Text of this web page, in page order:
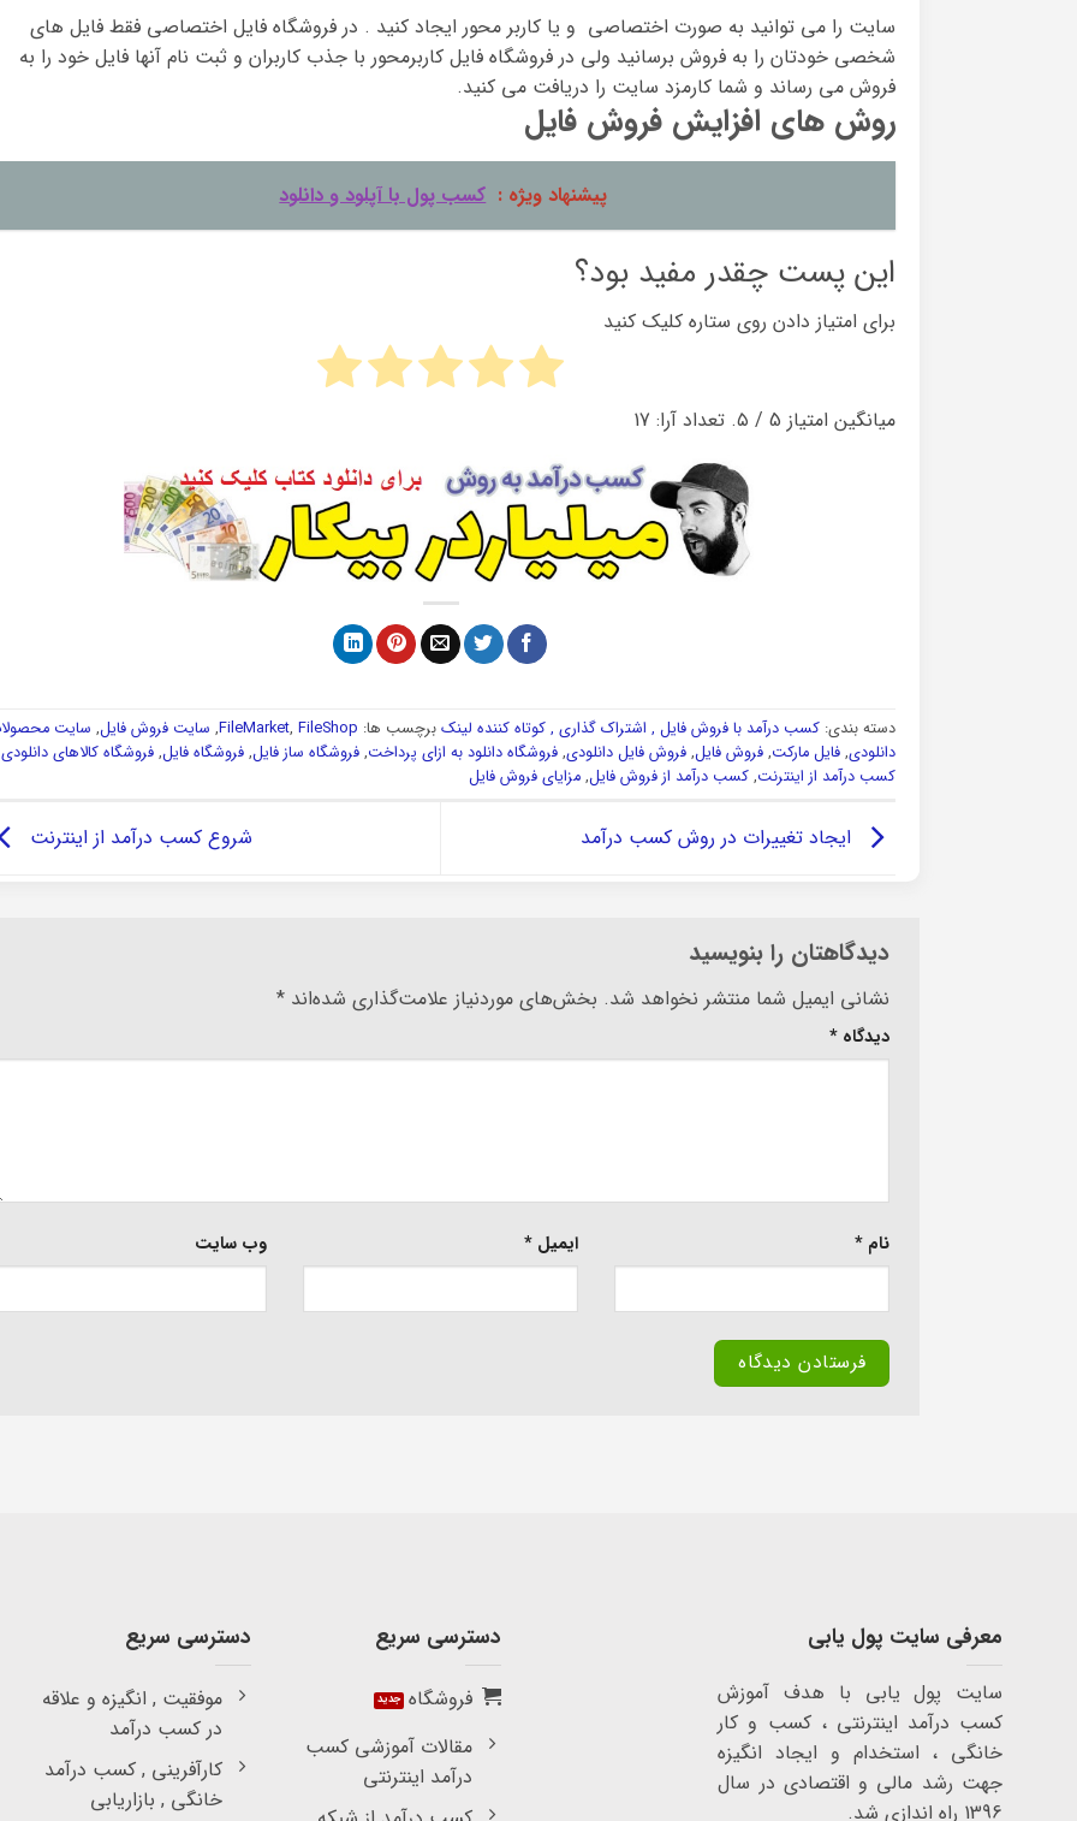
سایت را می توانید به صورت اختصاصی و یا کاربر محور ایجاد کنید . در فروشگاه فایل اختصاصی فقط فایل های
شخصی خودتان را به فروش برسانید ولی در فروشگاه فایل کاربرمحور با جذب کاربران و ثبت نام آنها فایل خود را به
فروش می رساند و شما کارمزد سایت را دریافت می کنید.
روش های افزایش فروش فایل
پیشنهاد ویژه : کسب پول با آپلود و دانلود
این پست چقدر مفید بود؟
برای امتیاز دادن روی ستاره کلیک کنید
میانگین امتیاز 5/ ۵. تعداد آرا: 17
دسته بندی: کسب درآمد با فروش فایل , اشتراک گذاری , کوتاه کننده لینکبرچسب ها: FileMarket,FileShop
, سایت فروش فایل, سایت
دانلودی, فایل مارکت, فروش فایل, فروش فایل دانلودی, فروشگاه دانلود به ازای پرداخت, فروشگاه ساز فایل, فروشگاه فایل, فروشگاه کالاهای دانلودی
کسب درآمد از اینترنت, کسب درآمد از فروش فایل, مزایای فروش فایل
ایجاد تغییرات در روش کسب درآمد شروع کسب درآمد از اینترنت
دیدگاهتان را بنویسید
نشانی ایمیل شما منتشر نخواهد شد. بخش‌های موردنیاز علامت‌گذاری شده‌اند *
دیدگاه *
نام * ایمیل * وب‌ سایت
Alternative:
معرفی سایت پول یابی
سایت پول یابی با هدف آموزش
کسب درآمد اینترنتی ، کسب و کار
خانگی ، استخدام و ایجاد انگیزه
جهت رشد مالی و اقتصادی در سال
1396 راه اندازی شد.
دسترسی سریع
فروشگاه
مقالات آموزشی کسب
درآمد اینترنتی
دسترسی سریع
موفقیت , انگیزه و علاقه
در کسب درآمد
کارآفرینی , کسب درآمد
خانگی , بازاریابی